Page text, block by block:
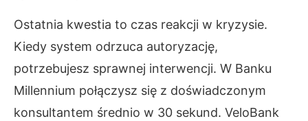
Ostatnia kwestia to czas reakcji w kryzysie.
Kiedy system odrzuca autoryzację,
potrzebujesz sprawnej interwencji. W Banku
Millennium połączysz się z doświadczonym
konsultantem średnio w 30 sekund. VeloBank